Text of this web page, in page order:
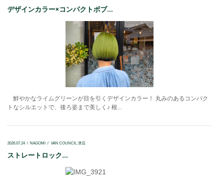
デザインカラー×コンパクトボブ...
鮮やかなライムグリーンが目を引くデザインカラー！ 丸みのあるコンパク
トなシルエットで、後ろ姿まで美しく♪ 根...
2026.07.24 NAGOMI VAN COUNCIL 津店
ストレートロック...